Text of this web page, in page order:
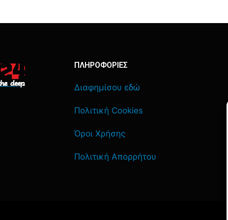
ΠΛΗΡΟΦΟΡΙΕΣ
Διαφημίσου εδώ
Πολιτική Cookies
Όροι Χρήσης
Πολιτική Απορρήτου